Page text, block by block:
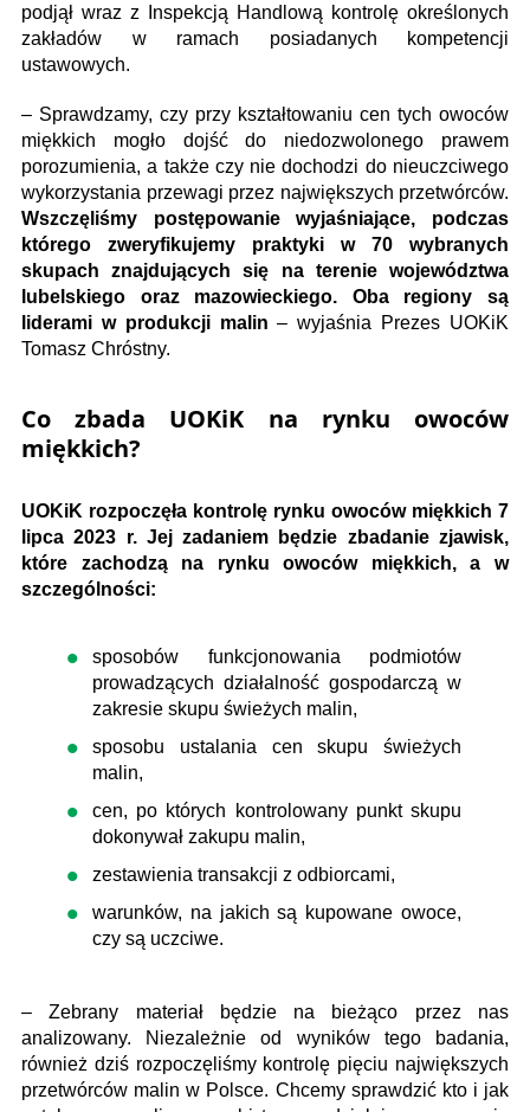
podjął wraz z Inspekcją Handlową kontrolę określonych
zakładów w ramach posiadanych kompetencji
ustawowych.
– Sprawdzamy, czy przy kształtowaniu cen tych owoców
miękkich mogło dojść do niedozwolonego prawem
porozumienia, a także czy nie dochodzi do nieuczciwego
wykorzystania przewagi przez największych przetwórców.
Wszczęliśmy postępowanie wyjaśniające, podczas
którego zweryfikujemy praktyki w 70 wybranych
skupach znajdujących się na terenie województwa
lubelskiego oraz mazowieckiego. Oba regiony są
liderami w produkcji malin – wyjaśnia Prezes UOKiK
Tomasz Chróstny.
Co zbada UOKiK na rynku owoców
miękkich?
UOKiK rozpoczęła kontrolę rynku owoców miękkich 7
lipca 2023 r. Jej zadaniem będzie zbadanie zjawisk,
które zachodzą na rynku owoców miękkich, a w
szczególności:
sposobów funkcjonowania podmiotów
prowadzących działalność gospodarczą w
zakresie skupu świeżych malin,
sposobu ustalania cen skupu świeżych
malin,
cen, po których kontrolowany punkt skupu
dokonywał zakupu malin,
zestawienia transakcji z odbiorcami,
warunków, na jakich są kupowane owoce,
czy są uczciwe.
– Zebrany materiał będzie na bieżąco przez nas
analizowany. Niezależnie od wyników tego badania,
również dziś rozpoczęliśmy kontrolę pięciu największych
przetwórców malin w Polsce. Chcemy sprawdzić kto i jak